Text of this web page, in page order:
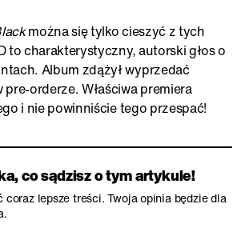
można się tylko cieszyć z tych
to charakterystyczny, autorski głos o
Album zdążył wyprzedać
orderze. Właściwa premiera
i nie powinniście tego przespać!
co sądzisz o tym artykule!
lepsze treści. Twoja opinia będzie dla